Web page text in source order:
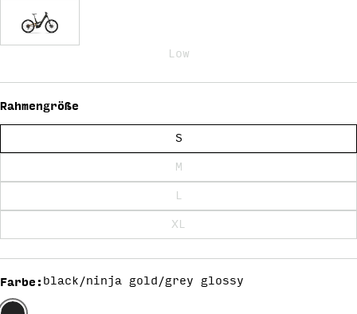
Low
Rahmengröße
S
M
L
XL
Farbe: black/ninja gold/grey glossy